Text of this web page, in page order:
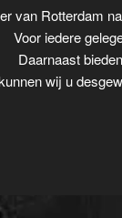
van Rotterdam
Voor iedere
Daarnaast
wij u